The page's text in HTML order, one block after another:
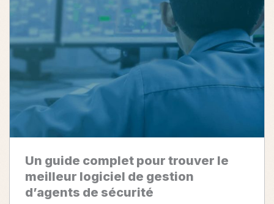
une
seule
plate-
forme
Un guide complet pour trouver le
meilleur logiciel de gestion
d’agents de sécurité